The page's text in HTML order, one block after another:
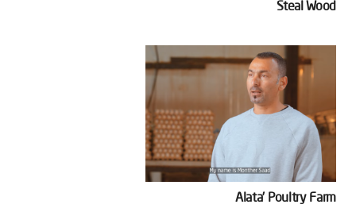
Steal Wood
Alata’ Poultry Farm